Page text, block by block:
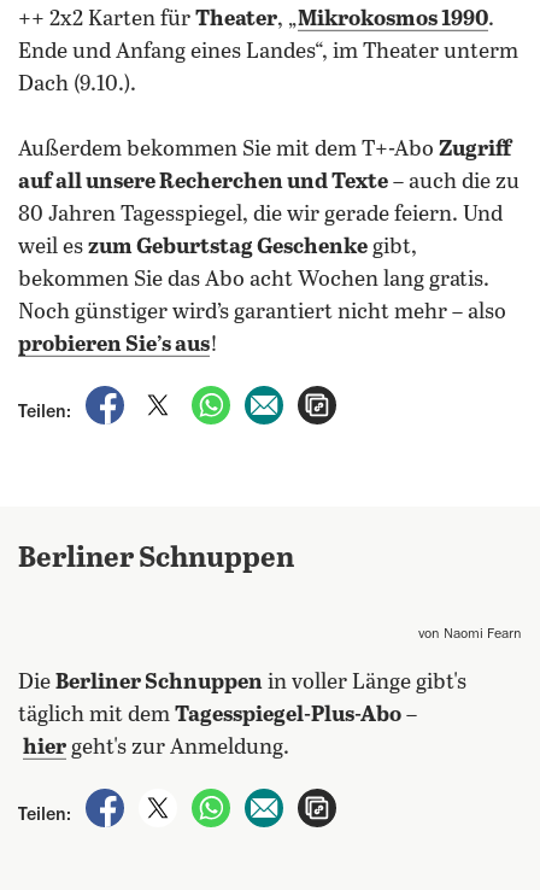
++ 2x2 Karten für Theater, „Mikrokosmos 1990.
Ende und Anfang eines Landes“, im Theater unterm
Dach (9.10.).
Außerdem bekommen Sie mit dem T+-Abo Zugriff
auf all unsere Recherchen und Texte – auch die zu
80 Jahren Tagesspiegel, die wir gerade feiern. Und
weil es zum Geburtstag Geschenke gibt,
bekommen Sie das Abo acht Wochen lang gratis.
Noch günstiger wird’s garantiert nicht mehr – also
probieren Sie’s aus!
Teilen:
auf Facebook teilen
auf X teilenper WhatsApp teilen
per E-Mail teilen
Berliner Schnuppen
von Naomi Fearn
Die Berliner Schnuppen in voller Länge gibt's
täglich mit dem Tagesspiegel-Plus-Abo –
hier geht's zur Anmeldung.
Teilen:
auf Facebook teilen
auf X teilenper WhatsApp teilen
per E-Mail teilen